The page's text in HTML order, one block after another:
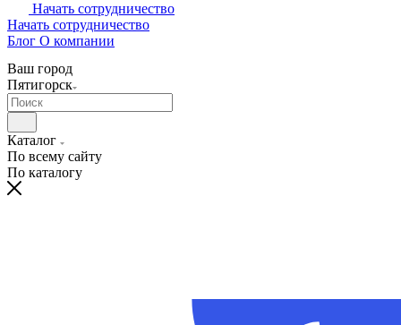
Начать сотрудничество
Начать сотрудничество
Блог О компании
Ваш город
Пятигорск
Каталог
По всему сайту
По каталогу